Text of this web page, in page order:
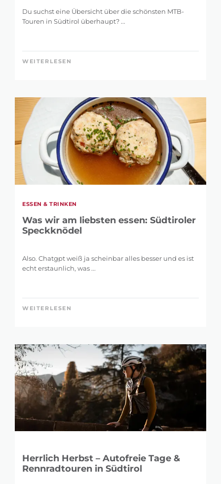
Du suchst eine Übersicht über die schönsten MTB-
Touren in Südtirol überhaupt? ...
WEITERLESEN
ESSEN & TRINKEN
Was wir am liebsten essen: Südtiroler
Speckknödel
Also. Chatgpt weiß ja scheinbar alles besser und es ist
echt erstaunlich, was ...
WEITERLESEN
Herrlich Herbst – Autofreie Tage &
Rennradtouren in Südtirol